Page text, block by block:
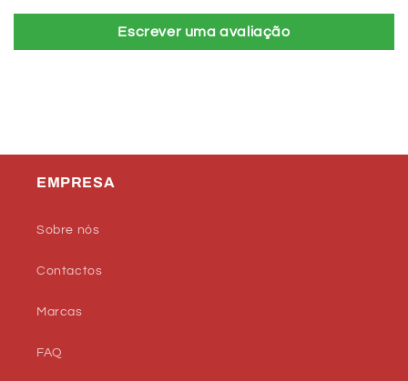
Escrever uma avaliação
EMPRESA
Sobre nós
Contactos
Marcas
FAQ